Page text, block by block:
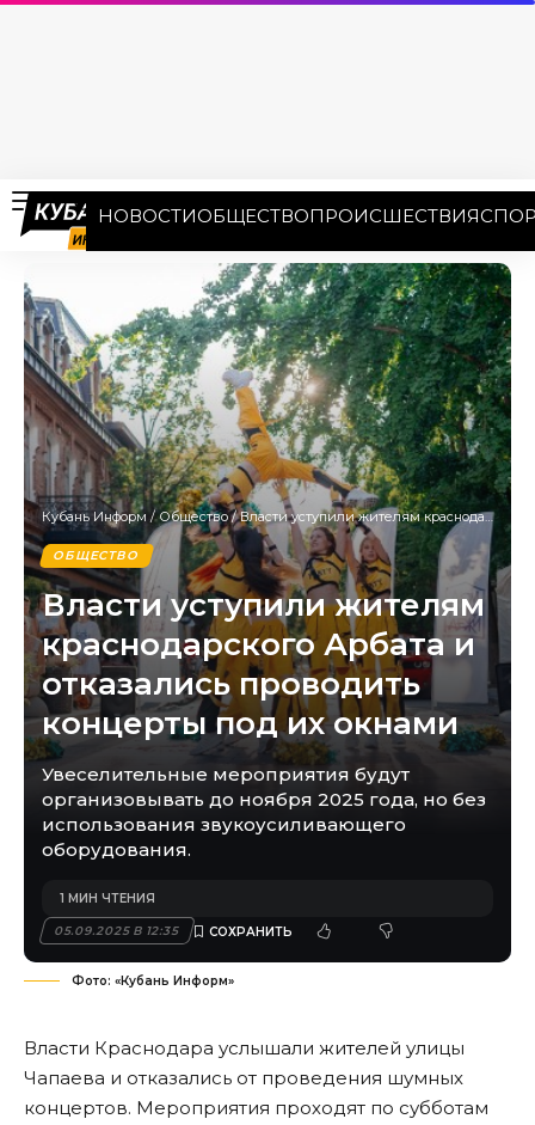
НОВОСТИОБЩЕСТВОПРОИСШЕСТВИЯ
Кубань Информ /Общество/Власти уступили жителям краснодарского Арбата и отказались проводить концерты под их окнами
ОБЩЕСТВО
Власти уступили жителям
краснодарского Арбата и
отказались проводить
концерты под их окнами
Увеселительные мероприятия будут
организовывать до ноября 2025 года, но без
использования звукоусиливающего
оборудования.
05.09.2025 В 12:35
1 МИН ЧТЕНИЯ
Фото: «Кубань Информ»
Власти Краснодара услышали жителей улицы
Чапаева и отказались от проведения шумных
концертов. Мероприятия проходят по субботам